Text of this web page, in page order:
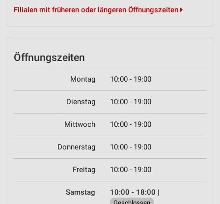
Filialen mit früheren oder längeren Öffnungszeiten
Öffnungszeiten
Montag 10:00 - 19:00
Dienstag 10:00 - 19:00
Mittwoch 10:00 - 19:00
Donnerstag 10:00 - 19:00
Freitag 10:00 - 19:00
Samstag 10:00 - 18:00 |